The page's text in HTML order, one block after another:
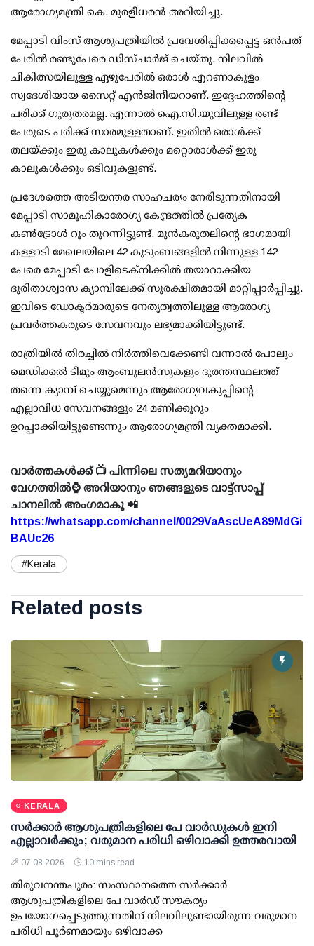
ആരോഗ്യമന്ത്രി കെ. മുരളീധരന്‍ അറിയിച്ചു.
മേപ്പാടി വിംസ് ആശുപത്രിയില്‍ പ്രവേശിപ്പിക്കപ്പെട്ട ഒന്‍പത്
പേരില്‍ രണ്ടുപേരെ ഡിസ്ചാര്‍ജ് ചെയ്തു. നിലവില്‍
ചികിത്സയിലുള്ള ഏഴുപേരില്‍ ഒരാള്‍ എറണാകുളം
സ്വദേശിയായ സൈറ്റ് എന്‍ജിനീയറാണ്. ഇദ്ദേഹത്തിന്റെ
പരിക്ക് ഗുരുതരമല്ല. എന്നാല്‍ ഐ.സി.യുവിലുള്ള രണ്ട്
പേരുടെ പരിക്ക് സാരമുള്ളതാണ്. ഇതില്‍ ഒരാള്‍ക്ക്
തലയ്ക്കും ഇരു കാലുകള്‍ക്കും മറ്റൊരാള്‍ക്ക് ഇരു
കാലുകള്‍ക്കും ഒടിവുകളുണ്ട്.
പ്രദേശത്തെ അടിയന്തര സാഹചര്യം നേരിടുന്നതിനായി
മേപ്പാടി സാമൂഹികാരോഗ്യ കേന്ദ്രത്തില്‍ പ്രത്യേക
കണ്‍ട്രോള്‍ റൂം തുറന്നിട്ടുണ്ട്. മുന്‍കരുതലിന്റെ ഭാഗമായി
കള്ളാടി മേഖലയിലെ 42 കുടുംബങ്ങളില്‍ നിന്നുള്ള 142
പേരെ മേപ്പാടി പോളിടെക്‌നിക്കില്‍ തയാറാക്കിയ
ദുരിതാശ്വാസ ക്യാമ്പിലേക്ക് സുരക്ഷിതമായി മാറ്റിപ്പാര്‍പ്പിച്ചു.
ഇവിടെ ഡോക്ടര്‍മാരുടെ നേതൃത്വത്തിലുള്ള ആരോഗ്യ
പ്രവര്‍ത്തകരുടെ സേവനവും ലഭ്യമാക്കിയിട്ടുണ്ട്.
രാത്രിയില്‍ തിരച്ചില്‍ നിര്‍ത്തിവെക്കേണ്ടി വന്നാല്‍ പോലും
മെഡിക്കല്‍ ടീമും ആംബുലന്‍സുകളും ദുരന്തസ്ഥലത്ത്
തന്നെ ക്യാമ്പ് ചെയ്യുമെന്നും ആരോഗ്യവകുപ്പിന്റെ
എല്ലാവിധ സേവനങ്ങളും 24 മണിക്കൂറും
ഉറപ്പാക്കിയിട്ടുണ്ടെന്നും ആരോഗ്യമന്ത്രി വ്യക്തമാക്കി.
വാർത്തകൾക്ക് 📺 പിന്നിലെ സത്യമറിയാനും
വേഗത്തിൽ⌚ അറിയാനും ഞങ്ങളുടെ വാട്ട്സാപ്പ്
ചാനലിൽ അംഗമാകൂ 📲
https://whatsapp.com/channel/0029VaAscUeA89MdGi
BAUc26
#Kerala
Related posts
KERALA
സര്‍ക്കാര്‍ ആശുപത്രികളിലെ പേ വാര്‍ഡുകള്‍ ഇനി
എല്ലാവര്‍ക്കും; വരുമാന പരിധി ഒഴിവാക്കി ഉത്തരവായി
07 08 2026 10 mins read
തിരുവനന്തപുരം: സംസ്ഥാനത്തെ സര്‍ക്കാര്‍
ആശുപത്രികളിലെ പേ വാര്‍ഡ് സൗകര്യം
ഉപയോഗപ്പെടുത്തുന്നതിന് നിലവിലുണ്ടായിരുന്ന വരുമാന
പരിധി പൂര്‍ണമായും ഒഴിവാക്ക